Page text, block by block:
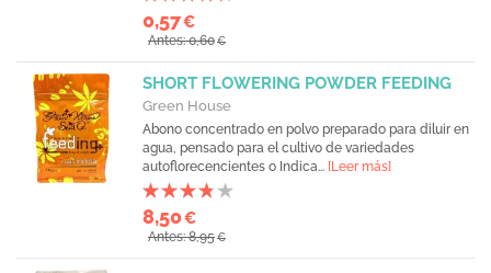
0,57€
Antes: 0,60€
SHORT FLOWERING POWDER FEEDING
Green House
Abono concentrado en polvo preparado para diluir en
agua, pensado para el cultivo de variedades
autoflorecencientes o Indica... [Leer más]
8,50€
Antes: 8,95€